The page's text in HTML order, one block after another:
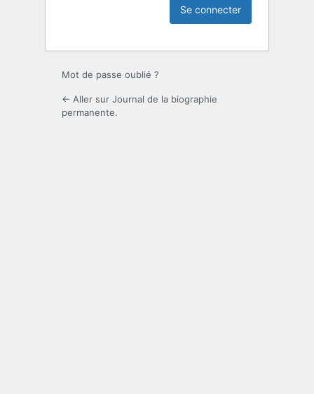
Mot de passe oublié ?
← Aller sur Journal de la biographie
permanente.